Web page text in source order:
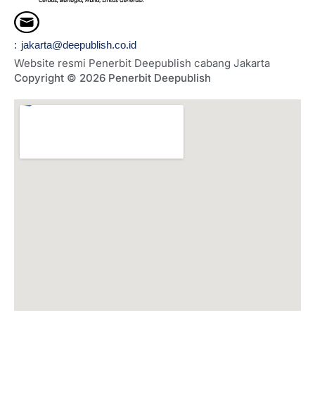
: jakarta@deepublish.co.id
Website resmi Penerbit Deepublish cabang Jakarta
Copyright © 2026 Penerbit Deepublish